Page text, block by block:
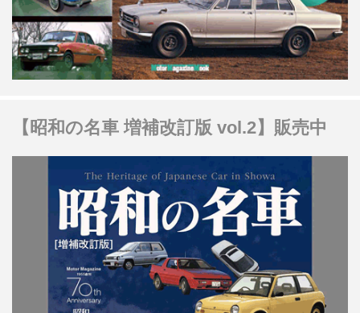
【昭和の名車 増補改訂版 vol.2】販売中